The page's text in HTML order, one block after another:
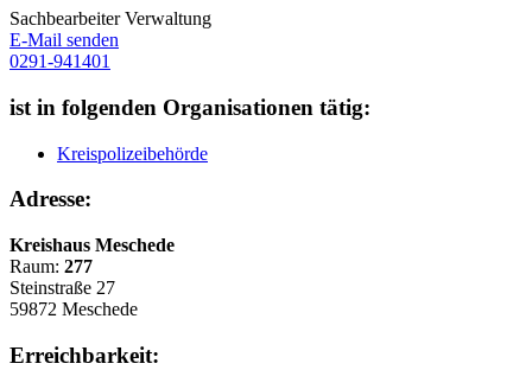
Sachbearbeiter Verwaltung
E-Mail senden
0291-941401
ist in folgenden Organisationen tätig:
Kreispolizeibehörde
Adresse:
Kreishaus Meschede
Raum: 277
Steinstraße 27
59872 Meschede
Erreichbarkeit: